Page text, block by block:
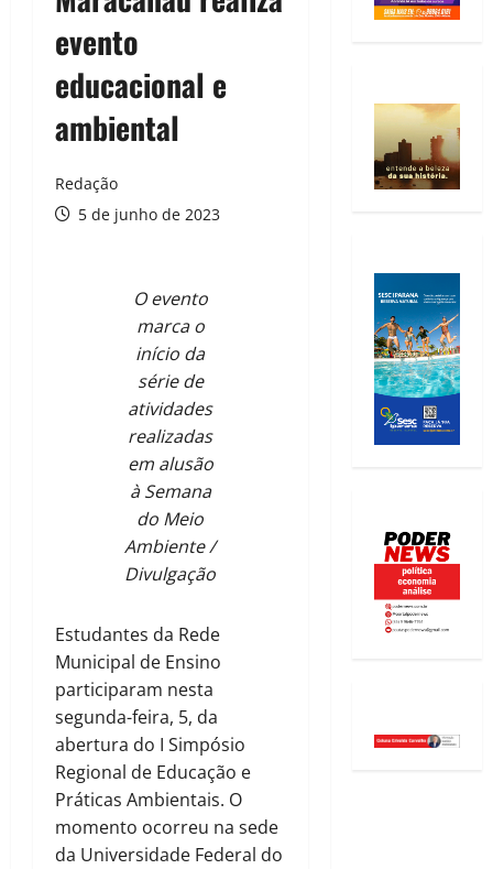
evento
educacional e
ambiental
Redação
5 de junho de 2023
O evento
marca o
início da
série de
atividades
realizadas
em alusão
à Semana
do Meio
Ambiente /
Divulgação
Estudantes da Rede
Municipal de Ensino
participaram nesta
segunda-feira, 5, da
abertura do I Simpósio
Regional de Educação e
Práticas Ambientais. O
momento ocorreu na sede
da Universidade Federal do